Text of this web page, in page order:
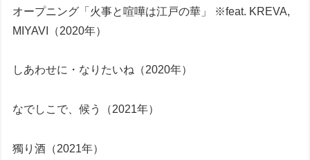
オープニング「火事と喧嘩は江戸の華」 ※feat. KREVA,
MIYAVI（2020年）
しあわせに・なりたいね（2020年）
なでしこで、候う（2021年）
獨り酒（2021年）